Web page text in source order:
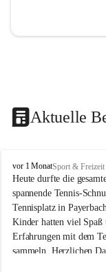
Aktuelle
V
o
l
k
s
s
c
h
vor 1 MonatSport & Freizeit
Heute durfte die
spannende Tennis-
Tennisplatz in
Kinder hatten viel Spaß
Erfahrungen mit dem
sammeln. Herzlichen